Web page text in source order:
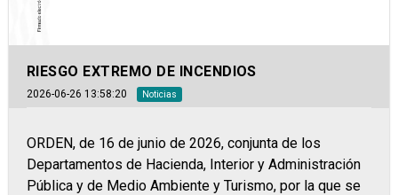
RIESGO EXTREMO DE INCENDIOS
2026-06-26 13:58:20 Noticias
ORDEN, de 16 de junio de 2026, conjunta de los
Departamentos de Hacienda, Interior y Administración
Pública y de Medio Ambiente y Turismo, por la que se